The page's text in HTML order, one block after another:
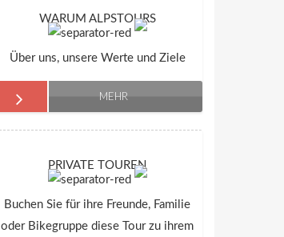
WARUM ALPSTOURS
Über uns, unsere Werte und Ziele
MEHR
PRIVATE TOUREN
Buchen Sie für ihre Freunde, Familie
oder Bikegruppe diese Tour zu ihrem